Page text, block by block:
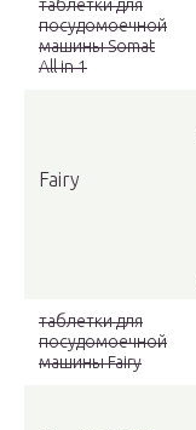
таблетки для
посудомоечной
машины Somat
All in 1
Fairy
таблетки для
посудомоечной
машины Fairy